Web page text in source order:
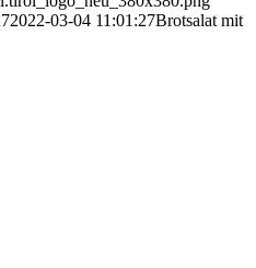
2022-03-04 11:01:27Brotsalat mit